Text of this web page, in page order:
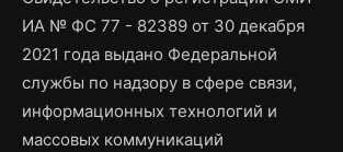
ИА № ФС 77 - 82389 от 30 декабря
2021 года выдано Федеральной
службы по надзору в сфере связи,
информационных технологий и
массовых коммуникаций